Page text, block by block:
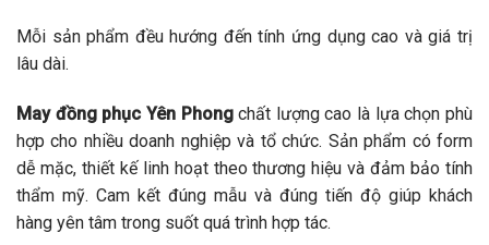
Mỗi sản phẩm đều hướng đến tính ứng dụng cao và giá trị
lâu dài.
May đồng phục Yên Phongchất lượng cao là lựa chọn phù
hợp cho nhiều doanh nghiệp và tổ chức. Sản phẩm có form
dễ mặc, thiết kế linh hoạt theo thương hiệu và đảm bảo tính
thẩm mỹ. Cam kết đúng mẫu và đúng tiến độ giúp khách
hàng yên tâm trong suốt quá trình hợp tác.